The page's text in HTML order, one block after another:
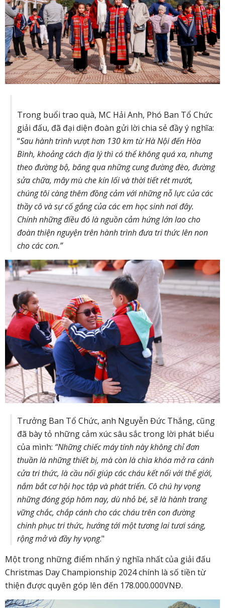
Trong buổi trao quà, MC Hải Anh, Phó Ban Tổ Chức
giải đấu, đã đại diện đoàn gửi lời chia sẻ đầy ý nghĩa:
“Sau hành trình vượt hơn 130 km từ Hà Nội đến Hòa
Bình, khoảng cách địa lý thì có thể không quá xa, nhưng
theo đường bộ, băng qua những cung đường đèo, đường
sửa chữa, mây mù che kín lối và thời tiết rét mướt,
chúng tôi càng thêm đồng cảm với những nỗ lực của các
thầy cô và sự cố gắng của các em học sinh nơi đây.
Chính những điều đó là nguồn cảm hứng lớn lao cho
đoàn thiện nguyện trên hành trình đưa tri thức lên non
cho các con.”
Trưởng Ban Tổ Chức, anh Nguyễn Đức Thắng, cũng
đã bày tỏ những cảm xúc sâu sắc trong lời phát biểu
của mình: “Những chiếc máy tính này không chỉ đơn
thuần là những thiết bị, mà còn là chìa khóa mở ra cánh
cửa tri thức, là cầu nối giúp các cháu kết nối với thế giới,
nắm bắt cơ hội học tập và phát triển. Cô chú hy vọng
những đóng góp hôm nay, dù nhỏ bé, sẽ là hành trang
vững chắc, chắp cánh cho các cháu trên con đường
chinh phục tri thức, hướng tới một tương lai tươi sáng,
rộng mở và đầy hy vọng."
Một trong những điểm nhấn ý nghĩa nhất của giải đấu
Christmas Day Championship 2024 chính là số tiền từ
thiện được quyên góp lên đến 178.000.000VNĐ.